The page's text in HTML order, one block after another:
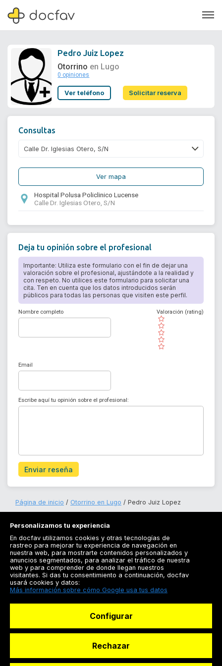
Soporte
Pedro Juiz Lopez
Otorrino en Lugo
0 opiniones
Ver teléfono Solicitar reserva
Consultas
Ver mapa
Hospital Polusa Policlinico Lucense
Calle Dr. Iglesias Otero, S/N
Deja tu opinión sobre el profesional
Importante: Utiliza este formulario con el fin de dejar una
valoración sobre el profesional, ajustándote a la realidad y
con respeto. No utilices este formulario para solicitar una
cita. Ten en cuenta que los datos introducidos serán
públicos para todas las personas que visiten este perfil.
Nombre completo
( )
( )
( )
( )
( )
Valoración (rating)
Email
Escribe aquí tu opinión sobre el profesional:
Enviar reseña
Página de inicio Otorrino en Lugo Pedro Juiz Lopez
Registrarse
Docfav
Personalizamos tu experiencia
En docfav utilizamos cookies y otras tecnologías de
rastreo para mejorar tu experiencia de navegación en
nuestra web, para mostrarte contenidos personalizados y
anuncios segmentados, para analizar el tráfico de nuestra
web y para comprender de donde llegan nuestros
visitantes. Si das tu consentimiento a continuación, docfav
usará cookies y datos:
Más información sobre cómo Google usa tus datos
Configurar
Rechazar